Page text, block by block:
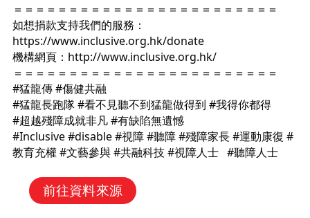
＝＝＝＝＝＝＝＝＝＝＝＝＝＝＝＝＝＝＝＝＝＝＝＝
如想捐款支持我們的服務：
https://www.inclusive.org.hk/donate
機構網頁： http://www.inclusive.org.hk/
＝＝＝＝＝＝＝＝＝＝＝＝＝＝＝＝＝＝＝＝＝＝＝＝
#猛龍傳#傷健共融
#猛龍長跑隊#看不見聽不到猛龍做得到 #我得你都得
#超越殘障成就非凡#有缺陷無遺憾
#Inclusive#disable#視障#聽障#殘障家長#運動康復 #
教育充權#文藝參與#共融科技#視障人士 #聽障人士
前往資料來源